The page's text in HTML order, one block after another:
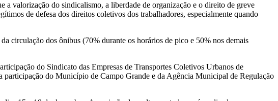
valorização do sindicalismo, a liberdade de organização e o direito de greve
de defesa dos direitos coletivos dos trabalhadores, especialmente quando
circulação dos ônibus (70% durante os horários de pico e 50% nos demais
do Sindicato das Empresas de Transportes Coletivos Urbanos de
do Município de Campo Grande e da Agência Municipal de Regulação